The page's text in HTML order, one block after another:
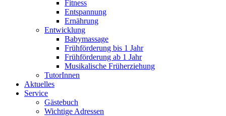
Fitness
Entspannung
Ernährung
Entwicklung
Babymassage
Frühförderung bis 1 Jahr
Frühförderung ab 1 Jahr
Musikalische Früherziehung
TutorInnen
Aktuelles
Service
Gästebuch
Wichtige Adressen